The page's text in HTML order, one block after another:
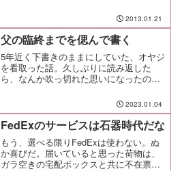
ノ 能率が下がる、忘れがちになる
ミ ミスをするヤ 辞めたいと言い
出すもちろん、そうなる前に気付けば...
2013.01.21
父の臨終までを偲んで書く
5年近く下書きのままにしていた、オヤジ
を看取った話。久しぶりに読み返した
ら、なんか吹っ切れた思いになったの
2023.01.04
FedExのサービスは石器時代だな
もう、選べる限りFedExは使わない。ぬ
か喜びだ。届いていると思った荷物は、
ガラ空きの宅配ボックスと共に不在票だ